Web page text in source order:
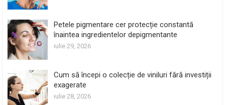
Petele pigmentare cer protecție constantă
înaintea ingredientelor depigmentante
iulie 29, 2026
Cum să începi o colecție de viniluri fără investiții
exagerate
iulie 28, 2026